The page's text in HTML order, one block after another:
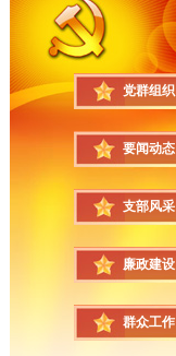
党群组织
要闻动态
支部风采
廉政建设
群众工作